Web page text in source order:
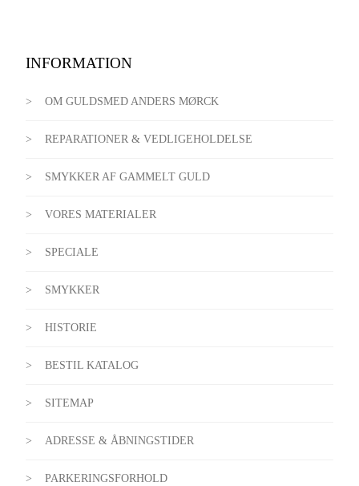
INFORMATION
OM GULDSMED ANDERS MØRCK
REPARATIONER & VEDLIGEHOLDELSE
SMYKKER AF GAMMELT GULD
VORES MATERIALER
SPECIALE
SMYKKER
HISTORIE
BESTIL KATALOG
SITEMAP
ADRESSE & ÅBNINGSTIDER
PARKERINGSFORHOLD